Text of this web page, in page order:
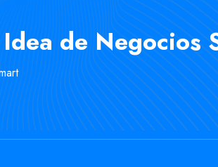
de Negocios